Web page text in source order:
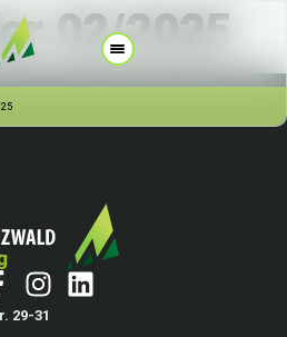
02/2025
29-31